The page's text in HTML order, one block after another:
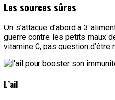
Les sources sûres
On s’attaque d’abord à 3
guerre contre les petits maux
vitamine C, pas question d’être
L’ail